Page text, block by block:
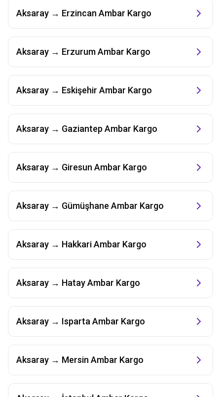
Aksaray → Erzincan Ambar Kargo
Aksaray → ErzurumAmbar Kargo
Aksaray → Eskişehir Ambar Kargo
Aksaray → Gaziantep Ambar Kargo
Aksaray → Giresun Ambar Kargo
Aksaray → Gümüşhane Ambar Kargo
Aksaray → HakkariAmbar Kargo
Aksaray → HatayAmbar Kargo
Aksaray → Isparta Ambar Kargo
Aksaray → Mersin Ambar Kargo